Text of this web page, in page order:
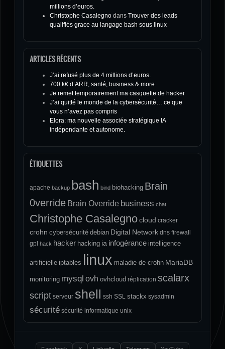
millions d’euros.
Christophe Casalegno dans Trouver des leads
qualifiés grace au langage bash sous linux
ARTICLES RÉCENTS
J’ai refusé plus de 4 millions d’euros.
700 k€ d’ARR, santé, business & more
Je remet temporairement ma casquette de hacker
J’ai quitté le monde de la cybersécurité… ce que
vous n’avez pas compris
Elora: ma nouvelle associée stratégique IA
indépendante et autonome.
ÉTIQUETTES
apache backup bash bind biohacking Brain
0verride Brain Override business chat
Christophe Casalegnocloud cracker
crohn cybersécurité debian Digital Network dns firewall
gpl
hack hacker hacking ia infogérance intelligence
artificielle iptables linux maladie de crohn MariaDB
monitoring mysql ovh ovhcloud réplication scalarx
script serveur shell ssh SSL stackx sysadmin
sécurité sécurité informatique unix